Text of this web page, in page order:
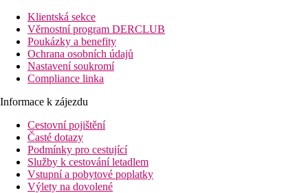
Klientská sekce
Věrnostní program DERCLUB
Poukázky a benefity
Ochrana osobních údajů
Nastavení soukromí
Compliance linka
Informace k zájezdu
Cestovní pojištění
Časté dotazy
Podmínky pro cestující
Služby k cestování letadlem
Vstupní a pobytové poplatky
Výlety na dovolené